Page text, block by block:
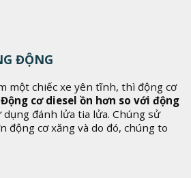
ĐỘNG
một chiếc xe yên tĩnh, thì động cơ
Động cơ diesel ồn hơn so với động
đánh lửa tia lửa. Chúng sử
động cơ xăng và do đó, chúng to